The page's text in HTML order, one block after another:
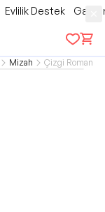
Evlilik Destek
Mizah Çizgi Roman